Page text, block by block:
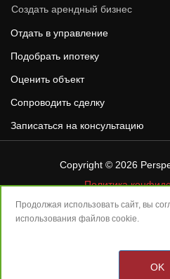
Создать арендный бизнес
Отдать в управление
Подобрать ипотеку
Оценить объект
Сопроводить сделку
Записаться на консультацию
Copyright © 2026
Политика
«ПЕРСПЕКТИВА» –
сфере операций с
использования товарного
принадлежит ООО
основании лицензионного
Продолжая использовать сайт, вы
использования файлов cookie.
OK